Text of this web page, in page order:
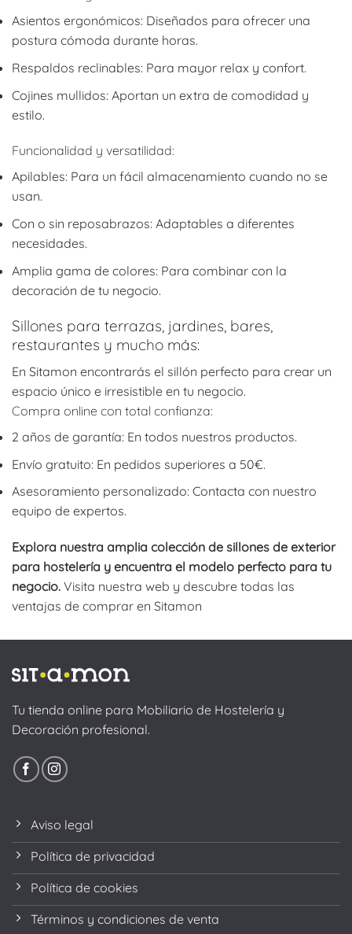
Asientos ergonómicos: Diseñados para ofrecer una
postura cómoda durante horas.
Respaldos reclinables: Para mayor relax y confort.
Cojines mullidos: Aportan un extra de comodidad y
estilo.
Funcionalidad y versatilidad:
Apilables: Para un fácil almacenamiento cuando no se
usan.
Con o sin reposabrazos: Adaptables a diferentes
necesidades.
Amplia gama de colores: Para combinar con la
decoración de tu negocio.
Sillones para terrazas, jardines, bares,
restaurantes y mucho más:
En Sitamon encontrarás el sillón perfecto para crear un
espacio único e irresistible en tu negocio.
Compra online con total confianza:
2 años de garantía: En todos nuestros productos.
Envío gratuito: En pedidos superiores a 50€.
Asesoramiento personalizado: Contacta con nuestro
equipo de expertos.
Explora nuestra amplia colección de sillones de exterior
para hostelería y encuentra el modelo perfecto para tu
negocio. Visita nuestra web y descubre todas las
ventajas de comprar en Sitamon
Tu tienda online para Mobiliario de Hostelería y
Decoración profesional.
Aviso legal
Política de privacidad
Política de cookies
Términos y condiciones de venta